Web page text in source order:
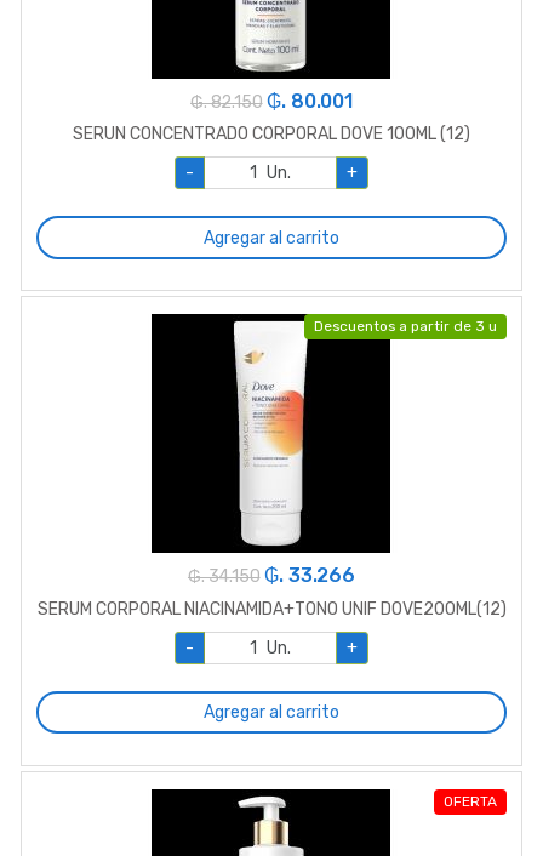
₲. 82.150 ₲. 80.001
SERUN CONCENTRADO CORPORAL DOVE 100ML (12)
-
Un. +
Agregar al carrito
Descuentos a partir de 3 u
₲. 34.150 ₲. 33.266
SERUM CORPORAL NIACINAMIDA+TONO UNIF DOVE200ML(12)
-
Un. +
Agregar al carrito
OFERTA